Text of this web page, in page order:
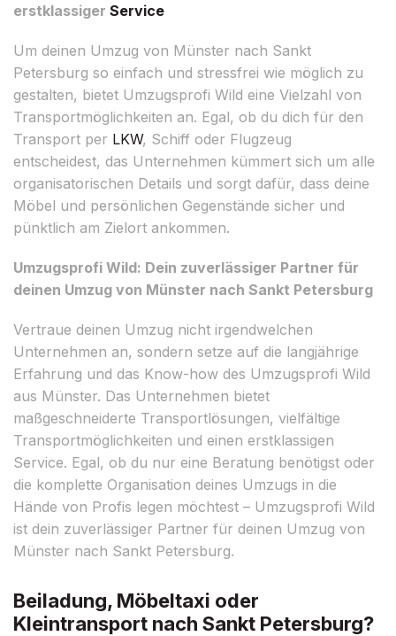
erstklassiger Service
Um deinen Umzug von Münster nach Sankt
Petersburg so einfach und stressfrei wie möglich zu
gestalten, bietet Umzugsprofi Wild eine Vielzahl von
Transportmöglichkeiten an. Egal, ob du dich für den
Transport per LKW, Schiff oder Flugzeug
entscheidest, das Unternehmen kümmert sich um alle
organisatorischen Details und sorgt dafür, dass deine
Möbel und persönlichen Gegenstände sicher und
pünktlich am Zielort ankommen.
Umzugsprofi Wild: Dein zuverlässiger Partner für
deinen Umzug von Münster nach Sankt Petersburg
Vertraue deinen Umzug nicht irgendwelchen
Unternehmen an, sondern setze auf die langjährige
Erfahrung und das Know-how des Umzugsprofi Wild
aus Münster. Das Unternehmen bietet
maßgeschneiderte Transportlösungen, vielfältige
Transportmöglichkeiten und einen erstklassigen
Service. Egal, ob du nur eine Beratung benötigst oder
die komplette Organisation deines Umzugs in die
Hände von Profis legen möchtest – Umzugsprofi Wild
ist dein zuverlässiger Partner für deinen Umzug von
Münster nach Sankt Petersburg.
Beiladung, Möbeltaxi oder
Kleintransport nach Sankt Petersburg?